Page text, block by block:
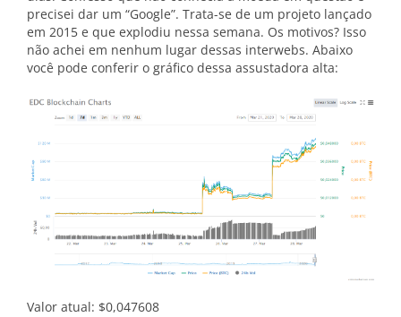
precisei dar um “Google”. Trata-se de um projeto lançado
em 2015 e que explodiu nessa semana. Os motivos? Isso
não achei em nenhum lugar dessas interwebs. Abaixo
você pode conferir o gráfico dessa assustadora alta:
Valor atual: $0,047608